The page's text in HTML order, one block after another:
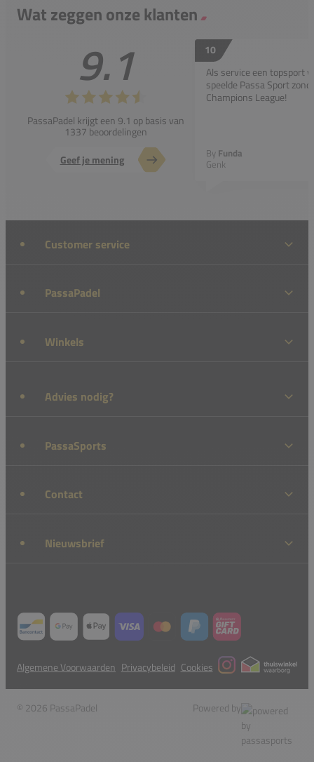
Wat zeggen onze klanten
9.1
PassaPadel krijgt een 9.1 op basis van
1337 beoordelingen
Geef je mening
10
Als service een topsport
speelde Passa Sport
Champions League!
By Funda
Genk
Customer service
PassaPadel
Winkels
Advies nodig?
PassaSports
Contact
Nieuwsbrief
Algemene Voorwaarden Privacybeleid Cookies
© 2026 PassaPadel Powered by